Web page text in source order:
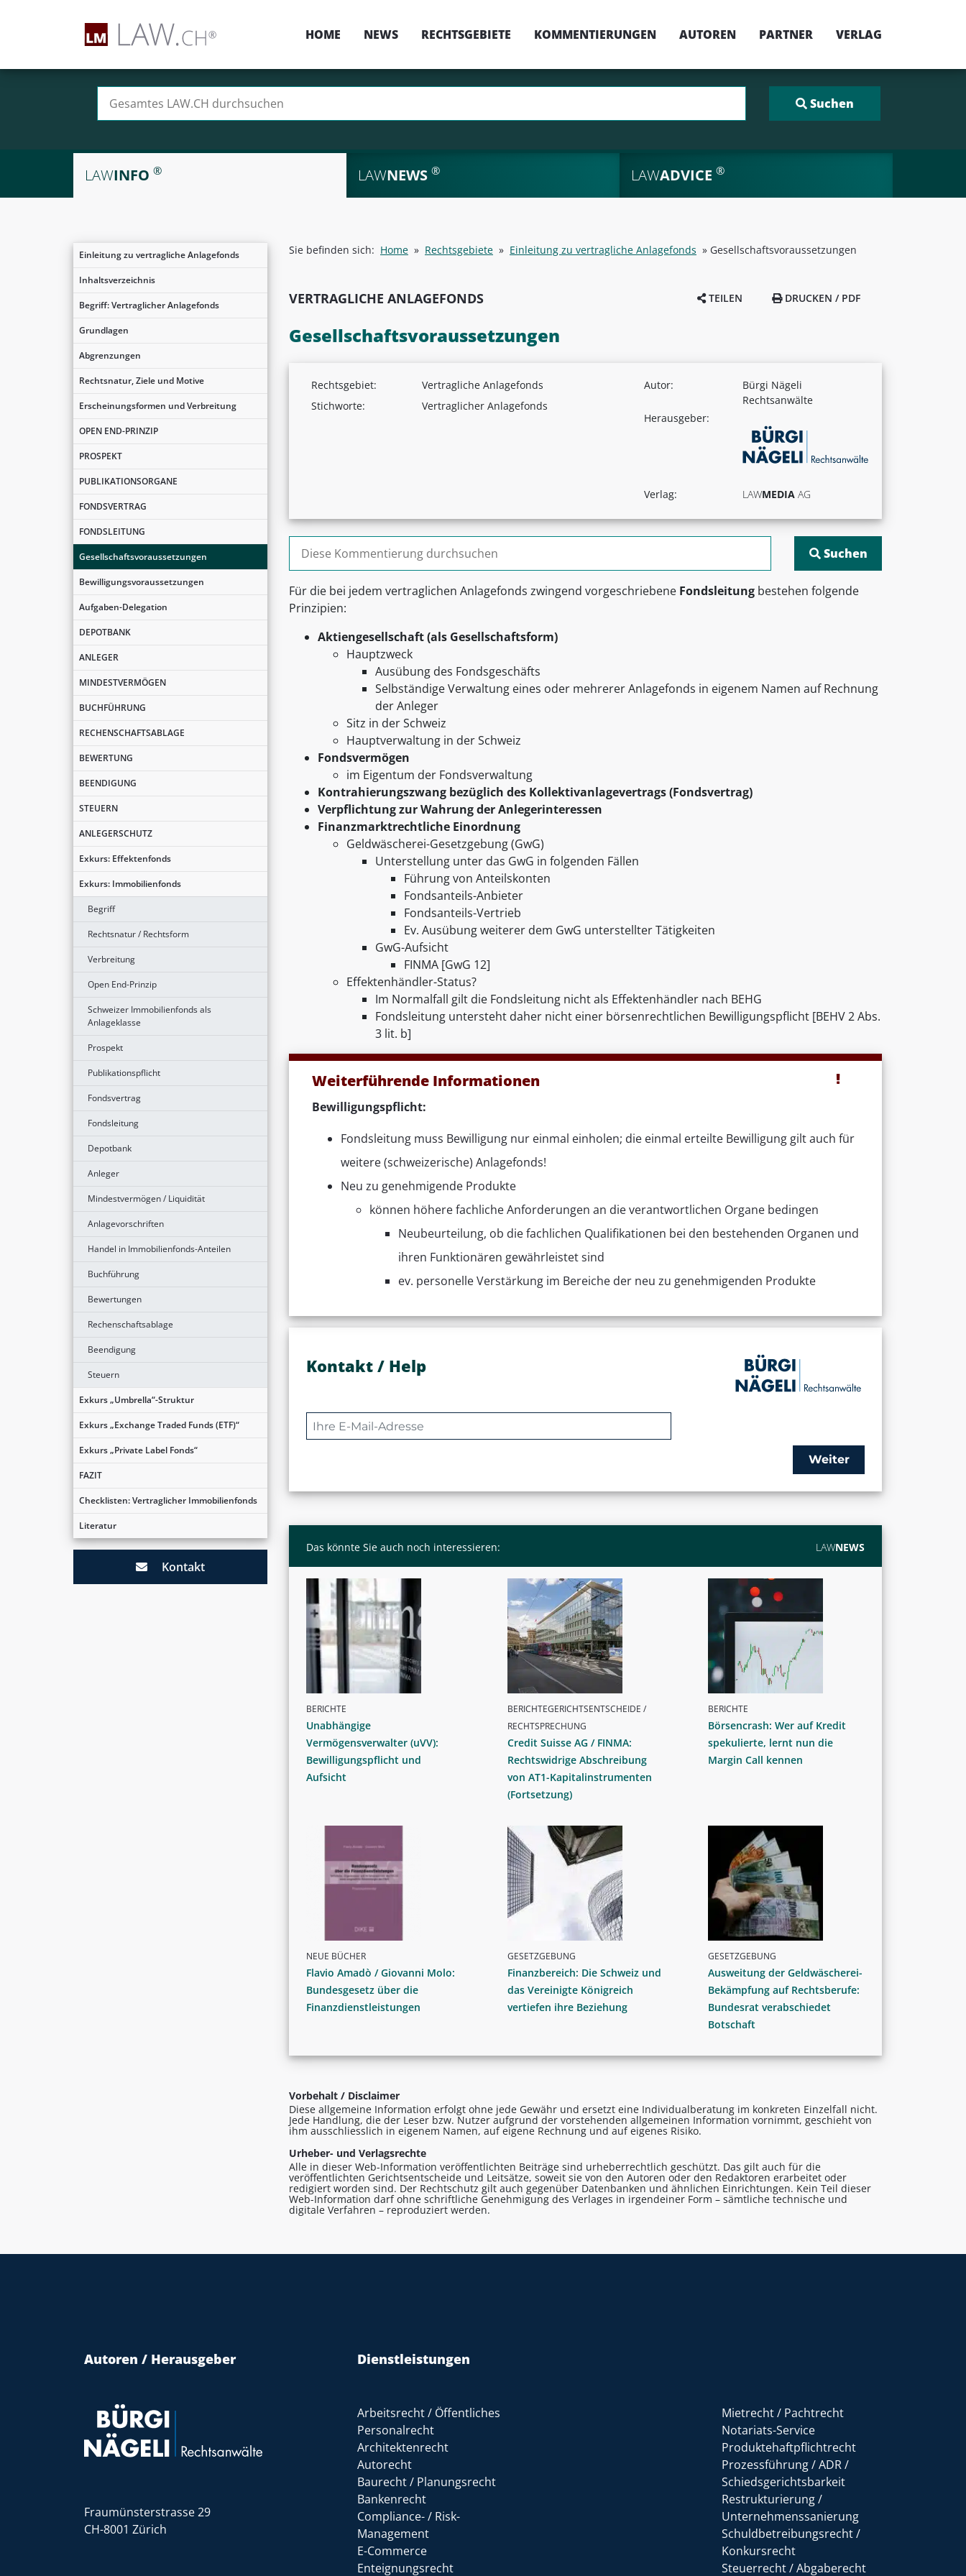
HOME NEWS RECHTSGEBIETE KOMMENTIERUNGEN AUTOREN PARTNER VERLAG
LAWINFO ® LAWNEWS ® LAWADVICE ®
Einleitung zu vertragliche Anlagefonds
Inhaltsverzeichnis
Begriff: Vertraglicher Anlagefonds
Grundlagen
Abgrenzungen
Rechtsnatur, Ziele und Motive
Erscheinungsformen und Verbreitung
OPEN END-PRINZIP
PROSPEKT
PUBLIKATIONSORGANE
FONDSVERTRAG
FONDSLEITUNG
Gesellschaftsvoraussetzungen
Bewilligungsvoraussetzungen
Aufgaben-Delegation
DEPOTBANK
ANLEGER
MINDESTVERMÖGEN
BUCHFÜHRUNG
RECHENSCHAFTSABLAGE
BEWERTUNG
BEENDIGUNG
STEUERN
ANLEGERSCHUTZ
Exkurs: Effektenfonds
Exkurs: Immobilienfonds
Begriff
Rechtsnatur / Rechtsform
Verbreitung
Open End-Prinzip
Schweizer Immobilienfonds als
Anlageklasse
Prospekt
Publikationspflicht
Fondsvertrag
Fondsleitung
Depotbank
Anleger
Mindestvermögen / Liquidität
Anlagevorschriften
Handel in Immobilienfonds-Anteilen
Buchführung
Bewertungen
Rechenschaftsablage
Beendigung
Steuern
Exkurs „Umbrella“-Struktur
Exkurs „Exchange Traded Funds (ETF)“
Exkurs „Private Label Fonds“
FAZIT
Checklisten: Vertraglicher Immobilienfonds
Literatur
Kontakt
Sie befinden sich: Home » Rechtsgebiete » Einleitung zu vertragliche Anlagefonds » Gesellschaftsvoraussetzungen
VERTRAGLICHE ANLAGEFONDS TEILEN DRUCKEN / PDF
Gesellschaftsvoraussetzungen
Rechtsgebiet:
Vertragliche Anlagefonds
Stichworte:
Vertraglicher Anlagefonds
Autor:
Bürgi Nägeli
Rechtsanwälte
Herausgeber:
Verlag: LAWMEDIA AG
Suchen nach:
Für die bei jedem vertraglichen Anlagefonds zwingend vorgeschriebene Fondsleitung bestehen folgende
Prinzipien:
Aktiengesellschaft (als Gesellschaftsform)
Hauptzweck
Ausübung des Fondsgeschäfts
Selbständige Verwaltung eines oder mehrerer Anlagefonds in eigenem Namen auf Rechnung
der Anleger
Sitz in der Schweiz
Hauptverwaltung in der Schweiz
Fondsvermögen
im Eigentum der Fondsverwaltung
Kontrahierungszwang bezüglich des Kollektivanlagevertrags (Fondsvertrag)
Verpflichtung zur Wahrung der Anlegerinteressen
Finanzmarktrechtliche Einordnung
Geldwäscherei-Gesetzgebung (GwG)
Unterstellung unter das GwG in folgenden Fällen
Führung von Anteilskonten
Fondsanteils-Anbieter
Fondsanteils-Vertrieb
Ev. Ausübung weiterer dem GwG unterstellter Tätigkeiten
GwG-Aufsicht
FINMA [GwG 12]
Effektenhändler-Status?
Im Normalfall gilt die Fondsleitung nicht als Effektenhändler nach BEHG
Fondsleitung untersteht daher nicht einer börsenrechtlichen Bewilligungspflicht [BEHV 2 Abs.
3 lit. b]
Weiterführende Informationen
Bewilligungspflicht:
Fondsleitung muss Bewilligung nur einmal einholen; die einmal erteilte Bewilligung gilt auch für
weitere (schweizerische) Anlagefonds!
Neu zu genehmigende Produkte
können höhere fachliche Anforderungen an die verantwortlichen Organe bedingen
Neubeurteilung, ob die fachlichen Qualifikationen bei den bestehenden Organen und
ihren Funktionären gewährleistet sind
ev. personelle Verstärkung im Bereiche der neu zu genehmigenden Produkte
Kontakt / Help
Weiter
Das könnte Sie auch noch interessieren: LAWNEWS
BERICHTE
Unabhängige
Vermögensverwalter (uVV):
Bewilligungspflicht und
Aufsicht
BERICHTEGERICHTSENTSCHEIDE /
RECHTSPRECHUNG
Credit Suisse AG / FINMA:
Rechtswidrige Abschreibung
von AT1-Kapitalinstrumenten
(Fortsetzung)
BERICHTE
Börsencrash: Wer auf Kredit
spekulierte, lernt nun die
Margin Call kennen
NEUE BÜCHER
Flavio Amadò / Giovanni Molo:
Bundesgesetz über die
Finanzdienstleistungen
GESETZGEBUNG
Finanzbereich: Die Schweiz und
das Vereinigte Königreich
vertiefen ihre Beziehung
GESETZGEBUNG
Ausweitung der Geldwäscherei-
Bekämpfung auf Rechtsberufe:
Bundesrat verabschiedet
Botschaft
Vorbehalt / Disclaimer
Diese allgemeine Information erfolgt ohne jede Gewähr und ersetzt eine Individualberatung im konkreten Einzelfall nicht.
Jede Handlung, die der Leser bzw. Nutzer aufgrund der vorstehenden allgemeinen Information vornimmt, geschieht von
ihm ausschliesslich in eigenem Namen, auf eigene Rechnung und auf eigenes Risiko.
Urheber- und Verlagsrechte
Alle in dieser Web-Information veröffentlichten Beiträge sind urheberrechtlich geschützt. Das gilt auch für die
veröffentlichten Gerichtsentscheide und Leitsätze, soweit sie von den Autoren oder den Redaktoren erarbeitet oder
redigiert worden sind. Der Rechtschutz gilt auch gegenüber Datenbanken und ähnlichen Einrichtungen. Kein Teil dieser
Web-Information darf ohne schriftliche Genehmigung des Verlages in irgendeiner Form – sämtliche technische und
digitale Verfahren – reproduziert werden.
Autoren / Herausgeber
Fraumünsterstrasse 29
CH-8001 Zürich
Dienstleistungen
Arbeitsrecht / Öffentliches
Personalrecht
Architektenrecht
Autorecht
Baurecht / Planungsrecht
Bankenrecht
Compliance- / Risk-
Management
E-Commerce
Enteignungsrecht
Mietrecht / Pachtrecht
Notariats-Service
Produktehaftpflichtrecht
Prozessführung / ADR /
Schiedsgerichtsbarkeit
Restrukturierung /
Unternehmenssanierung
Schuldbetreibungsrecht /
Konkursrecht
Steuerrecht / Abgaberecht